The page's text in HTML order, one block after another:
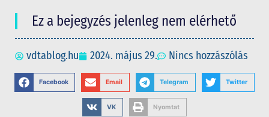
Ez a bejegyzés jelenleg nem elérhető
vdtablog.hu 2024. május 29. Nincs hozzászólás
Facebook Email Telegram Twitter
VK Nyomtat